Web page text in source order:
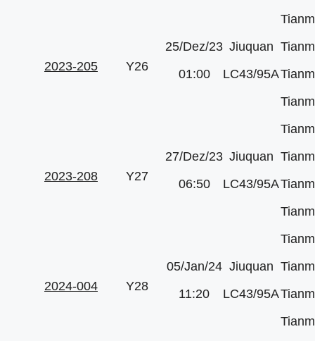
2023-205 Y26
25/Dez/23
01:00
Jiuquan
LC43/95A
2023-208 Y27
27/Dez/23
06:50
Jiuquan
LC43/95A
2024-004 Y28
05/Jan/24
11:20
Jiuquan
LC43/95A